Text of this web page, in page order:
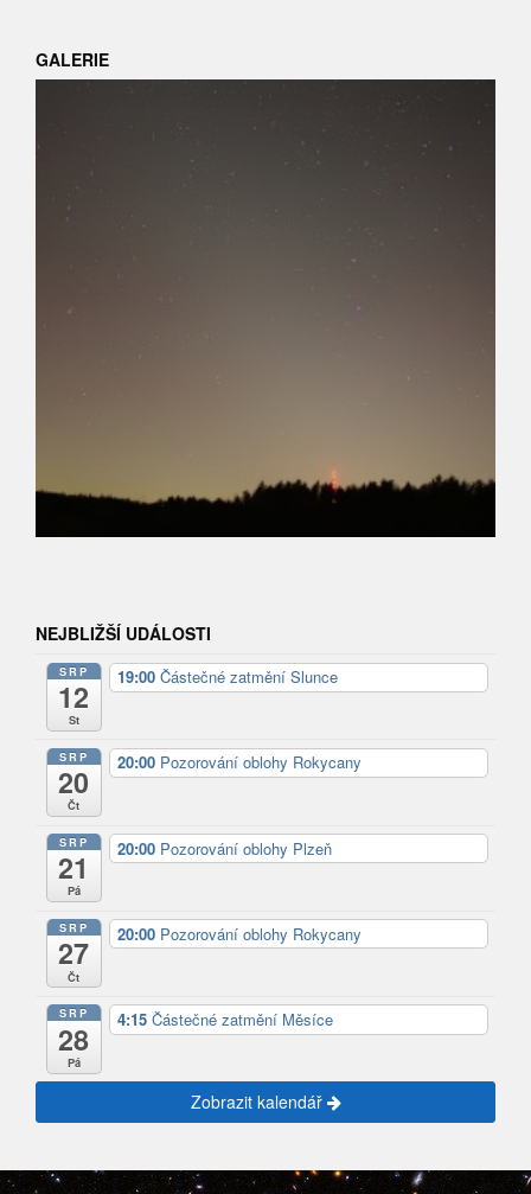
GALERIE
NEJBLIŽŠÍ UDÁLOSTI
SRP
12
St
19:00 Částečné zatmění Slunce
SRP
20
Čt
20:00 Pozorování oblohy Rokycany
SRP
21
Pá
20:00 Pozorování oblohy Plzeň
SRP
27
Čt
20:00 Pozorování oblohy Rokycany
SRP
28
Pá
4:15 Částečné zatmění Měsíce
Zobrazit kalendář